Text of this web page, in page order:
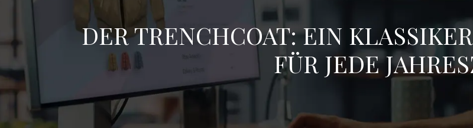
DER TRENCHCOAT: EIN
FÜR JEDE